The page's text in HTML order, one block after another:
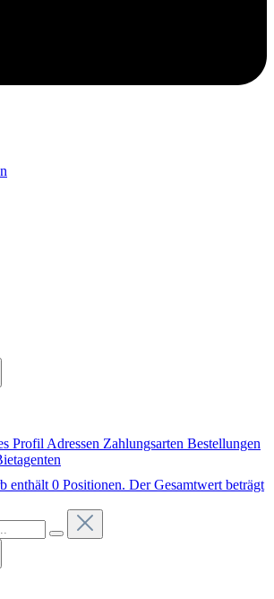
Profil Adressen Zahlungsarten Bestellungen
enthält 0 Positionen. Der Gesamtwert beträgt